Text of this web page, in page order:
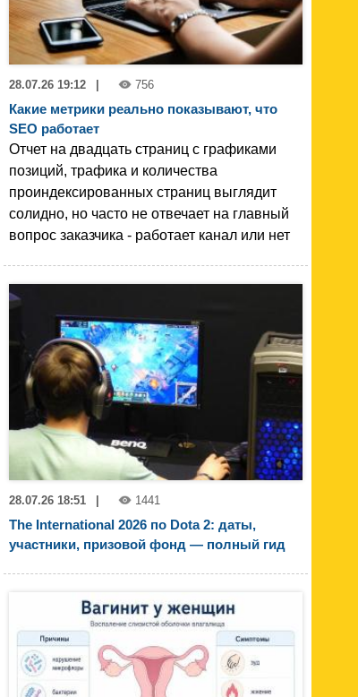
28.07.26 19:12 756
Какие метрики реально показывают, что
SEO работает
Отчет на двадцать страниц с графиками
позиций, трафика и количества
проиндексированных страниц выглядит
солидно, но часто не отвечает на главный
вопрос заказчика - работает канал или нет
28.07.26 18:51 1441
The International 2026 по Dota 2: даты,
участники, призовой фонд — полный гид